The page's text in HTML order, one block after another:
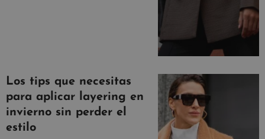
Los tips que necesitas
para aplicar layering en
invierno sin perder el
estilo